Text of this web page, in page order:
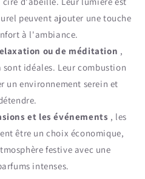
peuvent ajouter une touche
à l'ambiance.
ou de méditation ,
sont idéales. Leur combustion
un environnement serein et
et les événements , les
être un choix économique,
festive avec une
intenses.